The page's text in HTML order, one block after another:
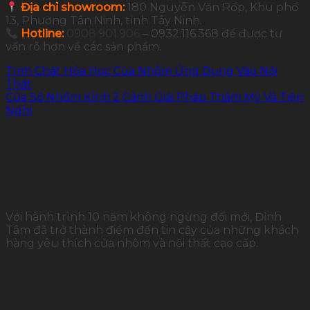
Địa chỉ showroom:180 Nguyễn Văn Rốp, Khu phố
13, Phường Tân Ninh, tỉnh Tây Ninh.
Hotline:
– 0932.116.368 để được tư
vấn rõ hơn về các sản phẩm.
Tính Chất Hóa Học Của Nhôm Ứng Dụng Vào Nội
Thất
Cửa Sổ Nhôm Kính 2 Cánh Giải Pháp Thẩm Mỹ Và Tiện
Nghi
Với hành trình 10 năm không ngừng đổi mới, Đỉnh
Tâm đã trở thành điểm đến tin cậy của những khách
hàng yêu thích cửa nhôm và nội thất cao cấp.